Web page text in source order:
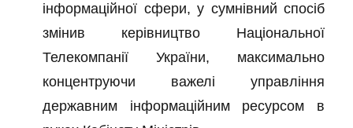
інформаційної сфери, у сумнівний спосіб
змінив керівництво Національної
Телекомпанії України, максимально
концентруючи важелі управління
державним інформаційним ресурсом в